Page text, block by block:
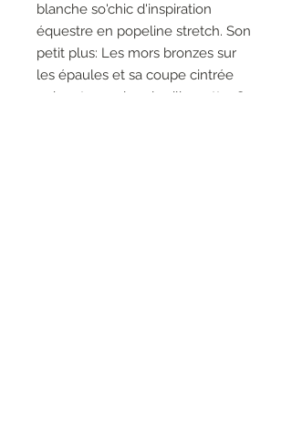
blanche so'chic d'inspiration
équestre en popeline stretch. Son
petit plus: Les mors bronzes sur
les épaules et sa coupe cintrée
qui met en valeur la silhouette. On